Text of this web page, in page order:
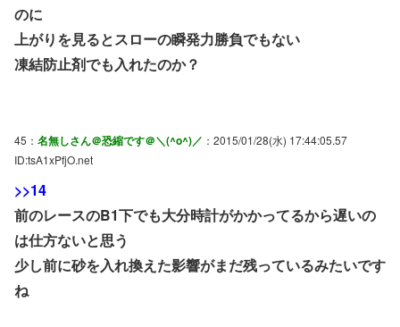
のに
上がりを見るとスローの瞬発力勝負でもない
凍結防止剤でも入れたのか？
45： 名無しさん＠恐縮です＠＼(^o^)／ ：2015/01/28(水) 17:44:05.57
ID:tsA1xPfjO.net
>>14
前のレースのB1下でも大分時計がかかってるから遅いの
は仕方ないと思う
少し前に砂を入れ換えた影響がまだ残っているみたいです
ね